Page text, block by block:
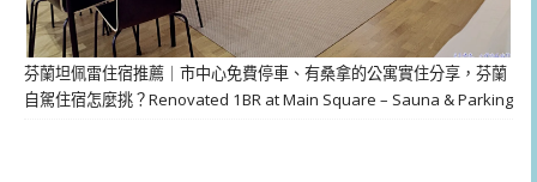
芬蘭坦佩雷住宿推薦｜市中心免費停車、有桑拿的公寓實住分享，芬蘭
自駕住宿怎麼挑？Renovated 1BR at Main Square – Sauna & Parking